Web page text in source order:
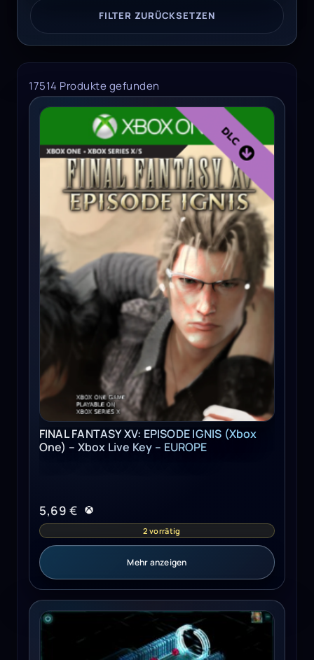
FILTER ZURÜCKSETZEN
17514 Produkte gefunden
FINAL FANTASY XV: EPISODE IGNIS (Xbox One) - Xbox Live
FINAL FANTASY XV: EPISODE IGNIS (Xbox
One) – Xbox Live Key – EUROPE
5,69 €
2 vorrätig
Mehr anzeigen
Shadowrun Returns Deluxe Upgrade Steam Key GLOBAL